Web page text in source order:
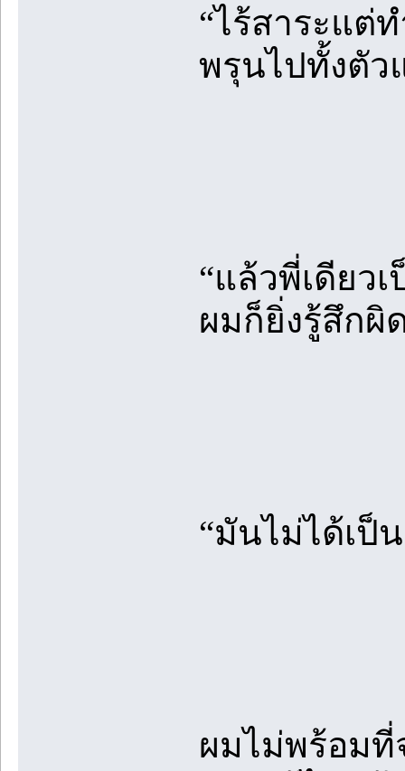
“ไร้สาระแต่
พรุนไปทั้งตัว
“แล้วพี่เดียว
ผมก็ยิ่งรู้สึกผิ
“มันไม่ได้เป็
ผมไม่พร้อมที่